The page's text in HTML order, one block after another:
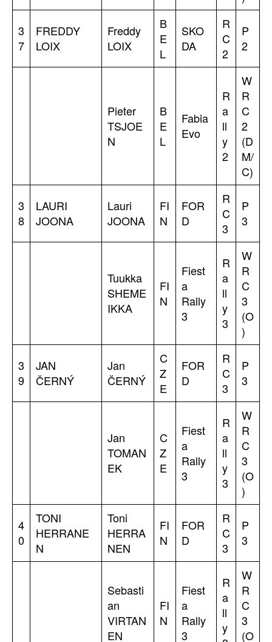
3
7
FREDDY
LOIX
Freddy
LOIX
B
E
L
SKO
DA
R
C
2
P
2
Pieter
TSJOE
N
B
E
L
Fabia
Evo
R
a
ll
y
2
W
R
C
2
(D
M/
C)
3
8
LAURI
JOONA
Lauri
JOONA
FI
N
FOR
D
R
C
3
P
3
Tuukka
SHEME
IKKA
FI
N
Fiest
a
Rally
3
R
a
ll
y
3
W
R
C
3
(O
)
3
9
JAN
ČERNÝ
Jan
ČERNÝ
C
Z
E
FOR
D
R
C
3
P
3
Jan
TOMAN
EK
C
Z
E
Fiest
a
Rally
3
R
a
ll
y
3
W
R
C
3
(O
)
4
0
TONI
HERRANE
N
Toni
HERRA
NEN
FI
N
FOR
D
R
C
3
P
3
Sebasti
an
VIRTAN
EN
FI
N
Fiest
a
Rally
3
R
a
ll
y
W
R
C
3
(O